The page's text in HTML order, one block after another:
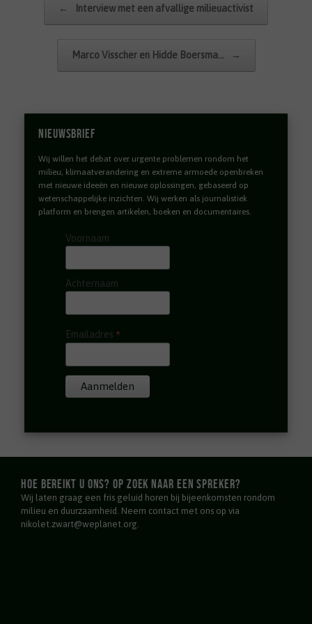
← Interview met een afvallige milieuactivist
Marco Visscher en Hidde Boersma… →
Nieuwsbrief
Wij willen het debat over urgente problemen rondom het
milieu, klimaatverandering en extreme armoede openbreken
met nieuwe ideeën en nieuwe oplossingen, gebaseerd op
wetenschappelijke inzichten. Wij werken als journalistiek
platform en brengen artikelen, boeken en documentaires.
Voornaam
Achternaam
Emailadres *
Hoe bereikt u ons? Op zoek naar een spreker?
Wij laten graag een fris geluid horen bij bijeenkomsten rondom
milieu en duurzaamheid. Neem contact met ons op via
nikolet.zwart@weplanet.org.